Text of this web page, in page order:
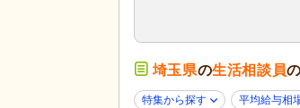
診療所・
埼玉県の生活相談員
特集から探す 平均給与相